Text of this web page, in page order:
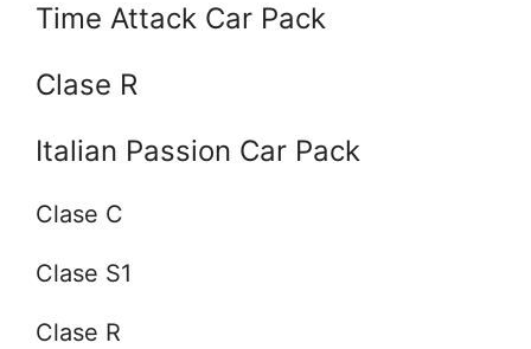
Time Attack Car Pack
Clase R
Italian Passion Car Pack
Clase C
Clase S1
Clase R